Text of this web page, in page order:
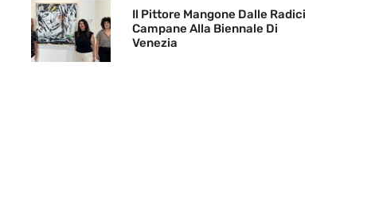
Il Pittore Mangone Dalle Radici
Campane Alla Biennale Di
Venezia